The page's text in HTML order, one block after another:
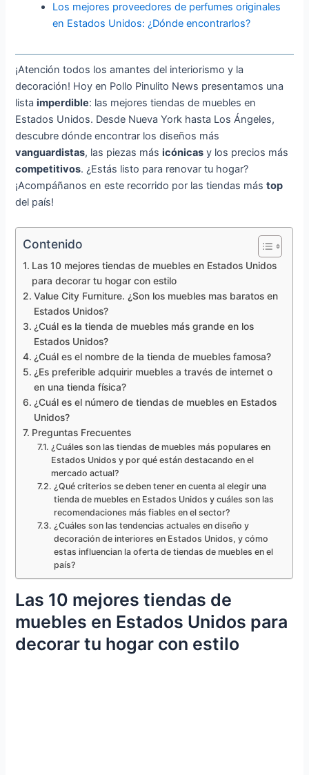
Los mejores proveedores de perfumes originales
en Estados Unidos: ¿Dónde encontrarlos?
¡Atención todos los amantes del interiorismo y la
decoración! Hoy en Pollo Pinulito News presentamos una
listaimperdible: las mejores tiendas de muebles en
Estados Unidos. Desde Nueva York hasta Los Ángeles,
descubre dónde encontrar los diseños más
vanguardistas, las piezas másicónicas y los precios más
competitivos. ¿Estás listo para renovar tu hogar?
¡Acompáñanos en este recorrido por las tiendas mástop
del país!
Contenido
Las 10 mejores tiendas de muebles en Estados Unidos
para decorar tu hogar con estilo
Value City Furniture. ¿Son los muebles mas baratos en
Estados Unidos?
¿Cuál es la tienda de muebles más grande en los
Estados Unidos?
¿Cuál es el nombre de la tienda de muebles famosa?
¿Es preferible adquirir muebles a través de internet o
en una tienda física?
¿Cuál es el número de tiendas de muebles en Estados
Unidos?
Preguntas Frecuentes
¿Cuáles son las tiendas de muebles más populares en
Estados Unidos y por qué están destacando en el
mercado actual?
¿Qué criterios se deben tener en cuenta al elegir una
tienda de muebles en Estados Unidos y cuáles son las
recomendaciones más fiables en el sector?
¿Cuáles son las tendencias actuales en diseño y
decoración de interiores en Estados Unidos, y cómo
estas influencian la oferta de tiendas de muebles en el
país?
Las 10 mejores tiendas de
muebles en Estados Unidos para
decorar tu hogar con estilo